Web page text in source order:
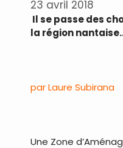
23 avril 2018
Il se passe des
la région
par Laure Subirana
Une Zone